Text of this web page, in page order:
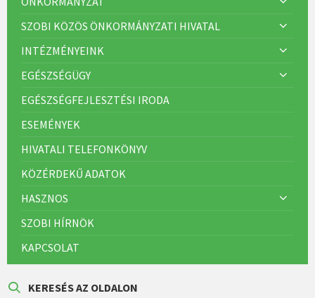
SZOBI KÖZÖS ÖNKORMÁNYZATI HIVATAL
INTÉZMÉNYEINK
EGÉSZSÉGÜGY
EGÉSZSÉGFEJLESZTÉSI IRODA
ESEMÉNYEK
HIVATALI TELEFONKÖNYV
KÖZÉRDEKŰ ADATOK
HASZNOS
SZOBI HÍRNÖK
KAPCSOLAT
KERESÉS AZ OLDALON